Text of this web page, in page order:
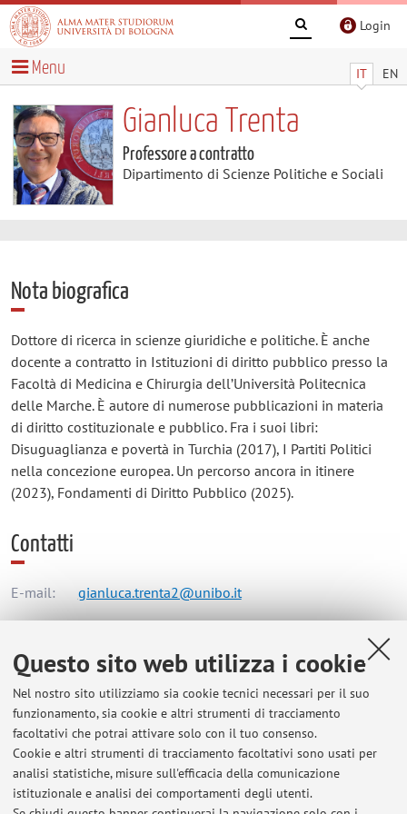
Questo sito web utilizza i cookie
Nel nostro sito utilizziamo sia cookie tecnici necessari per il suo
funzionamento, sia cookie e altri strumenti di tracciamento
facoltativi che potrai attivare solo con il tuo consenso.
Cookie e altri strumenti di tracciamento facoltativi sono usati per
analisi statistiche, misure sull'efficacia della comunicazione
istituzionale e analisi dei comportamenti degli utenti.
Login
IT EN
Menu
Gianluca Trenta
Professore a contratto
Dipartimento di Scienze Politiche e Sociali
Nota biografica
Dottore di ricerca in scienze giuridiche e politiche. È anche
docente a contratto in Istituzioni di diritto pubblico presso la
Facoltà di Medicina e Chirurgia dell’Università Politecnica
delle Marche. È autore di numerose pubblicazioni in materia
di diritto costituzionale e pubblico. Fra i suoi libri:
Disuguaglianza e povertà in Turchia (2017), I Partiti Politici
nella concezione europea. Un percorso ancora in itinere
(2023), Fondamenti di Diritto Pubblico (2025).
Contatti
E-mail: gianluca.trenta2@unibo.it
Dipartimento di Scienze Politiche e Sociali
Strada Maggiore 45, Bologna -
Vai alla mappa
Orario di ricevimento
Il dott. Gianluca Trenta riceve previo appuntamento